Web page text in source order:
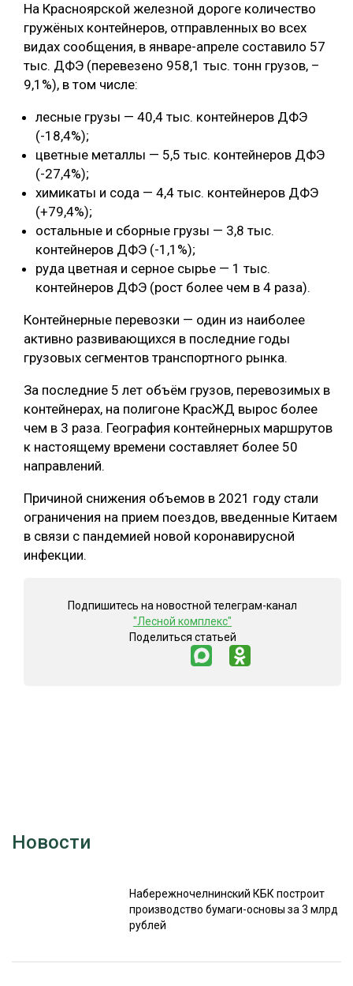
ЛЕСОВОССТАНОВЛЕНИЕ И ЗАЩИТА
ЛОГИСТИКА
ПРОИЗВОДСТВО ДРЕВЕСНЫХ ПЛИТ
КОМПЛЕКСНАЯ ПЕРЕРАБОТКА
ЛЕСОПИЛЕНИЕ
ДЕРЕВЯННОЕ ДОМОСТРОЕНИЕ
БЕЗОПАСНОЕ ПРОИЗВОДСТВО
СОРТИРОВКА ДРЕВЕСИНЫ
СУШКА ДРЕВЕСИНЫ
МЕБЕЛЬНОЕ ПРОИЗВОДСТВО
ТЕМАТИЧЕСКИЕ ПРОЕКТЫ
ПОДБОРКИ СТАТЕЙ
На Красноярской железной дороге количество
гружёных контейнеров, отправленных во всех
видах сообщения, в январе-апреле составило 57
тыс. ДФЭ (перевезено 958,1 тыс. тонн грузов, –
9,1%), в том числе:
лесные грузы — 40,4 тыс. контейнеров ДФЭ
(-18,4%);
цветные металлы — 5,5 тыс. контейнеров ДФЭ
(-27,4%);
химикаты и сода — 4,4 тыс. контейнеров ДФЭ
(+79,4%);
остальные и сборные грузы — 3,8 тыс.
контейнеров ДФЭ (-1,1%);
руда цветная и серное сырье — 1 тыс.
контейнеров ДФЭ (рост более чем в 4 раза).
Контейнерные перевозки — один из наиболее
активно развивающихся в последние годы
грузовых сегментов транспортного рынка.
За последние 5 лет объём грузов, перевозимых в
контейнерах, на полигоне КрасЖД вырос более
чем в 3 раза. География контейнерных маршрутов
к настоящему времени составляет более 50
направлений.
Причиной снижения объемов в 2021 году стали
ограничения на прием поездов, введенные Китаем
в связи с пандемией новой коронавирусной
инфекции.
Подпишитесь на новостной телеграм-канал
"Лесной комплекс"
Поделиться статьей
Новости
Набережночелнинский КБК построит
производство бумаги-основы за 3 млрд
рублей